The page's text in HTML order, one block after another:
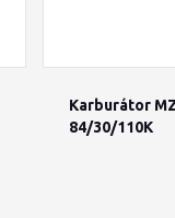
Karburátor
84/30/110K